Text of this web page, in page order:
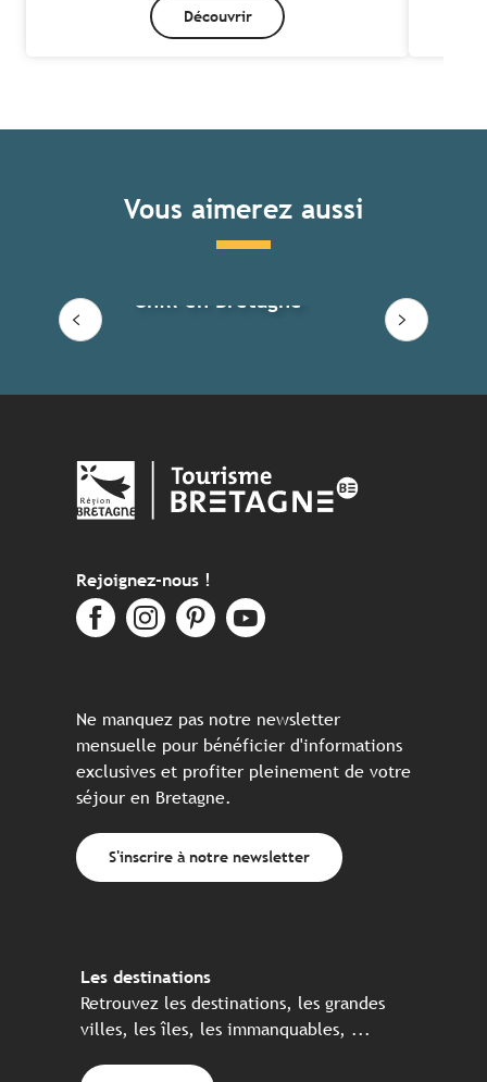
Découvrir
Vous aimerez aussi
Chill en Bretagne
Rejoignez-nous !
Ne manquez pas notre newsletter
mensuelle pour bénéficier d'informations
exclusives et profiter pleinement de votre
séjour en Bretagne.
S'inscrire à notre newsletter
Les destinations
Retrouvez les destinations, les grandes
villes, les îles, les immanquables, ...